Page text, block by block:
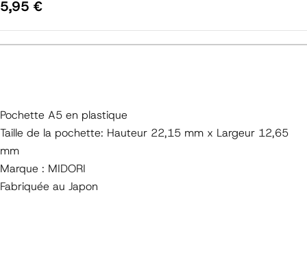
Prix
régulier
5,95 €
Pochette A5 en plastique
Taille de la pochette: Hauteur 22,15 mm x Largeur 12,65
mm
Marque : MIDORI
Fabriquée au Japon